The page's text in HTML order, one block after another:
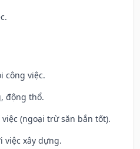
công việc.
động thổ.
(ngoại trừ săn bắn tốt).
việc xây dựng.